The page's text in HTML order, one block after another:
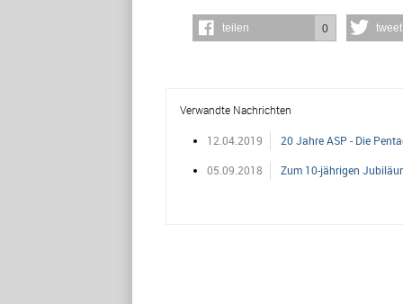
teilen 0 tweet
Verwandte Nachrichten
12.04.2019 20 Jahre ASP - Die
05.09.2018 Zum 10-jährigen